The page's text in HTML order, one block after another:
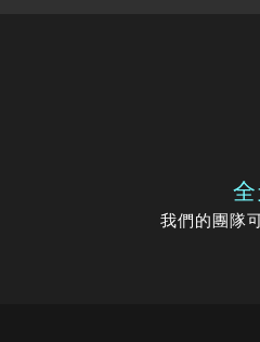
我們的團隊